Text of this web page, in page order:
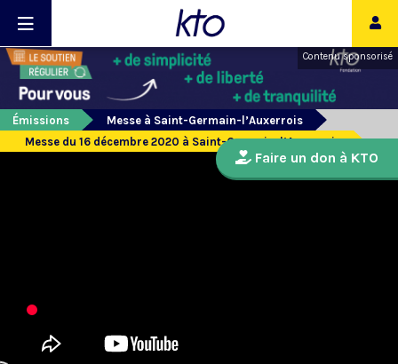
Contenu sponsorisé
Émissions
Messe à Saint-Germain-l’Auxerrois
Messe du 16 décembre 2020 à Saint-Germain-l’Auxerrois
Faire un don à KTO